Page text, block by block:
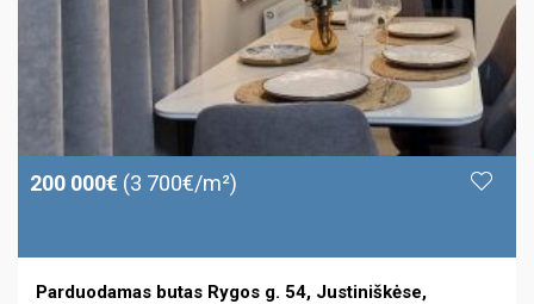
200 000€ (3 700€/m²)
Parduodamas butas Rygos g. 54, Justiniškėse,